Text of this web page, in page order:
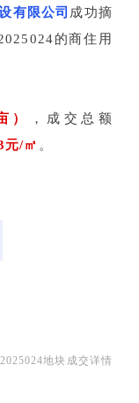
有限公司 成功摘
的商住用
）
，成交总额
元/㎡ 。
地块成交详情